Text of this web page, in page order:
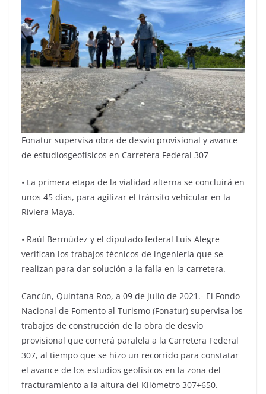
Fonatur supervisa obra de desvío provisional y avance
de estudiosgeofísicos en Carretera Federal 307
• La primera etapa de la vialidad alterna se concluirá en
unos 45 días, para agilizar el tránsito vehicular en la
Riviera Maya.
• Raúl Bermúdez y el diputado federal Luis Alegre
verifican los trabajos técnicos de ingeniería que se
realizan para dar solución a la falla en la carretera.
Cancún, Quintana Roo, a 09 de julio de 2021.- El Fondo
Nacional de Fomento al Turismo (Fonatur) supervisa los
trabajos de construcción de la obra de desvío
provisional que correrá paralela a la Carretera Federal
307, al tiempo que se hizo un recorrido para constatar
el avance de los estudios geofísicos en la zona del
fracturamiento a la altura del Kilómetro 307+650.